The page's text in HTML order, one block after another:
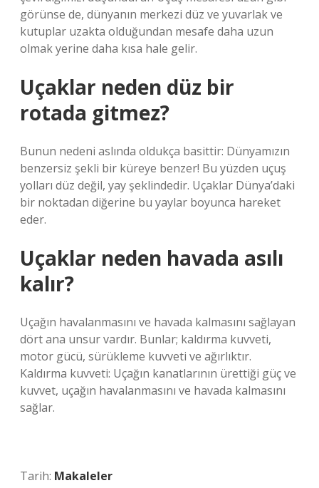
görünse de, dünyanın merkezi düz ve yuvarlak ve
kutuplar uzakta olduğundan mesafe daha uzun
olmak yerine daha kısa hale gelir.
Uçaklar neden düz bir
rotada gitmez?
Bunun nedeni aslında oldukça basittir: Dünyamızın
benzersiz şekli bir küreye benzer! Bu yüzden uçuş
yolları düz değil, yay şeklindedir. Uçaklar Dünya’daki
bir noktadan diğerine bu yaylar boyunca hareket
eder.
Uçaklar neden havada asılı
kalır?
Uçağın havalanmasını ve havada kalmasını sağlayan
dört ana unsur vardır. Bunlar; kaldırma kuvveti,
motor gücü, sürükleme kuvveti ve ağırlıktır.
Kaldırma kuvveti: Uçağın kanatlarının ürettiği güç ve
kuvvet, uçağın havalanmasını ve havada kalmasını
sağlar.
Tarih: Makaleler